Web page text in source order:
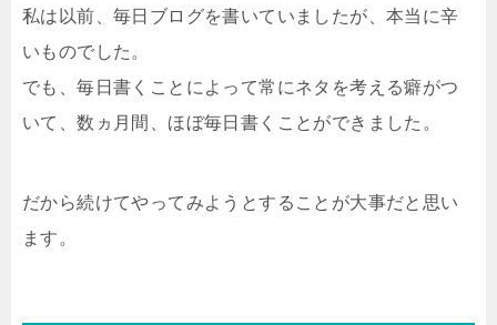
私は以前、毎日ブログを書いていましたが、本当に辛
いものでした。
でも、毎日書くことによって常にネタを考える癖がつ
いて、数ヵ月間、ほぼ毎日書くことができました。
だから続けてやってみようとすることが大事だと思い
ます。